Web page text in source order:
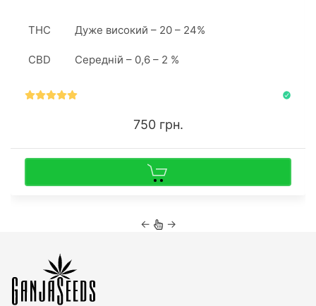
THC Дуже високий – 20 – 24%
CBD Середній – 0,6 – 2 %
750 грн.
← →